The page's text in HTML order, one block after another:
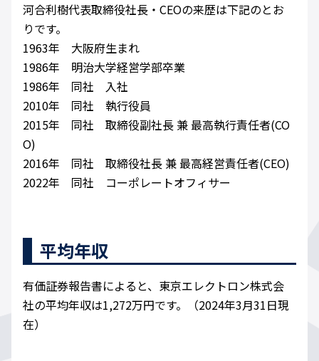
河合利樹代表取締役社長・CEOの来歴は下記のとお
りです。
1963年 大阪府生まれ
1986年 明治大学経営学部卒業
1986年 同社 入社
2010年 同社 執行役員
2015年 同社 取締役副社長 兼 最高執行責任者(CO
O)
2016年 同社 取締役社長 兼 最高経営責任者(CEO)
2022年 同社 コーポレートオフィサー
平均年収
有価証券報告書によると、東京エレクトロン株式会
社の平均年収は1,272万円です。（2024年3月31日現
在）